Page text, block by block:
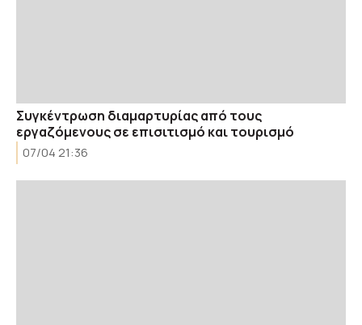
Συγκέντρωση διαμαρτυρίας από τους
εργαζόμενους σε επισιτισμό και τουρισμό
07/04 21:36